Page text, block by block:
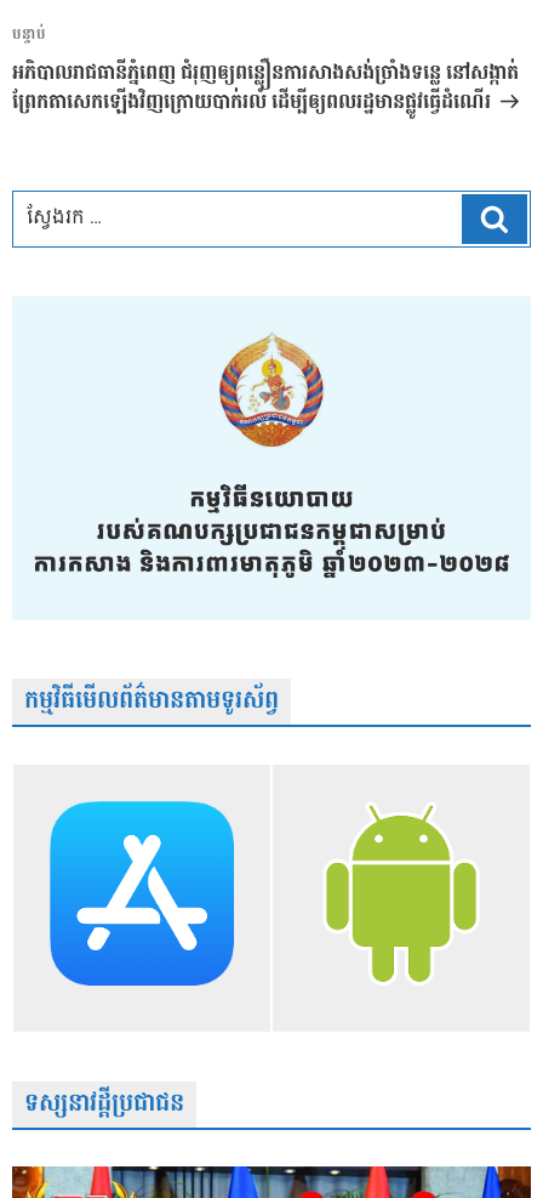
អត្ថបទ
បន្ទាប់
បន្ទាប់
អភិបាលរាជធានីភ្នំពេញ ជំរុញឲ្យពន្លឿនការសាងសង់ច្រាំងទន្លេ នៅសង្កាត់
ព្រែកតាសេកឡើងវិញក្រោយបាក់រលំ ដើម្បីឲ្យពលរដ្ឋមានផ្លូវធ្វើដំណើរ
កម្មវិធីមើលព័ត៌មានតាមទូរស័ព្វ
ទស្សនាវដ្តីប្រជាជន